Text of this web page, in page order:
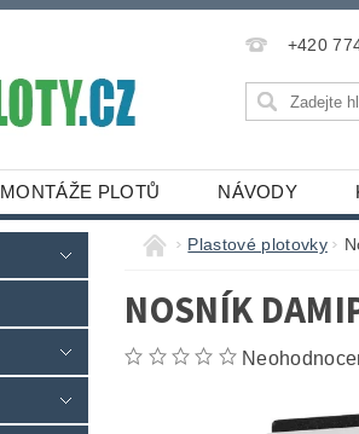
+420
MONTÁŽE PLOTŮ NÁVODY
Plastové plotovky
NOSNÍK